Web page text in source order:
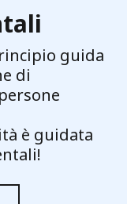
guida
di
è guidata